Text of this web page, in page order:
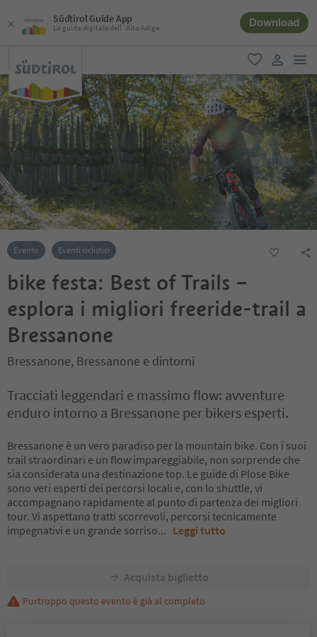
Südtirol Guide App
La guida digitale dell´Alto Adige Download
favoriti
user link
Evento Eventi ciclistici
bike festa: Best of Trails –
esplora i migliori freeride-trail a
Bressanone
Bressanone, Bressanone e dintorni
Tracciati leggendari e massimo flow: avventure
enduro intorno a Bressanone per bikers esperti.
Bressanone è un vero paradiso per la mountain bike. Con i suoi
trail straordinari e un flow impareggiabile, non sorprende che
sia considerata una destinazione top. Le guide di Plose Bike
sono veri esperti dei percorsi locali e, con lo shuttle, vi
accompagnano rapidamente al punto di partenza dei migliori
tour. Vi aspettano tratti scorrevoli, percorsi tecnicamente
impegnativi e un grande sorriso... Leggi tutto
Acquista biglietto
Purtroppo questo evento è già al completo